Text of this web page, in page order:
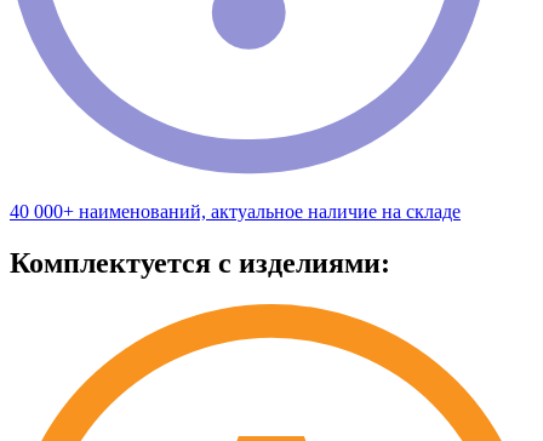
40 000+ наименований, актуальное наличие на складе
Комплектуется с изделиями: